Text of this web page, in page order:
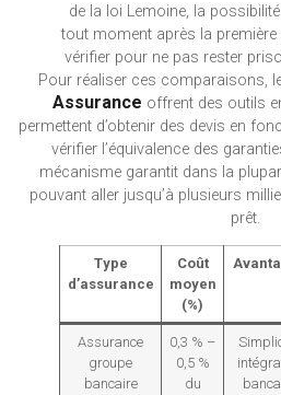
de la loi Lemoine, la
tout moment après la
vérifier pour ne pas rester
Pour réaliser ces comparaisons,
Assurance offrent des outils
permettent d’obtenir des devis en
vérifier l’équivalence des
mécanisme garantit dans la
pouvant aller jusqu’à plusieurs
prêt.
Type
d’assurance
Coût
moyen
(%)
Assurance
groupe
bancaire
0,3 % –
0,5 %
du